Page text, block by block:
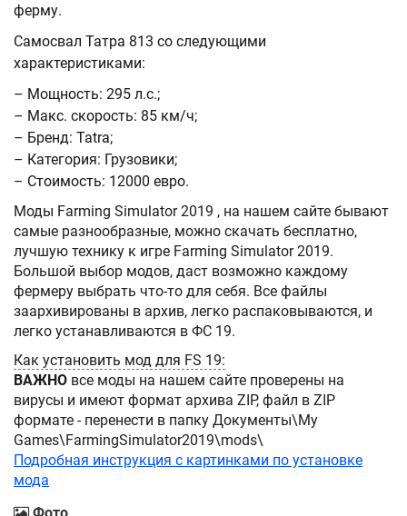
ферму.
Самосвал Татра 813 со следующими
характеристиками:
– Мощность: 295 л.с.;
– Макс. скорость: 85 км/ч;
– Бренд: Tatra;
– Категория: Грузовики;
– Стоимость: 12000 евро.
Моды Farming Simulator 2019 , на нашем сайте бывают
самые разнообразные, можно скачать бесплатно,
лучшую технику к игре Farming Simulator 2019.
Большой выбор модов, даст возможно каждому
фермеру выбрать что-то для себя. Все файлы
заархивированы в архив, легко распаковываются, и
легко устанавливаются в ФС 19.
Как установить мод для FS 19:
ВАЖНО все моды на нашем сайте проверены на
вирусы и имеют формат архива ZIP, файл в ZIP
формате - перенести в папку Документы\My
Games\FarmingSimulator2019\mods\
Подробная инструкция с картинками по установке
мода
Фото